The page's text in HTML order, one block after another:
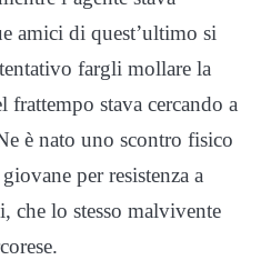
amici di quest’ultimo si
fargli mollare la
frattempo stava cercando a
è nato uno scontro fisico
per resistenza a
che lo stesso malvivente